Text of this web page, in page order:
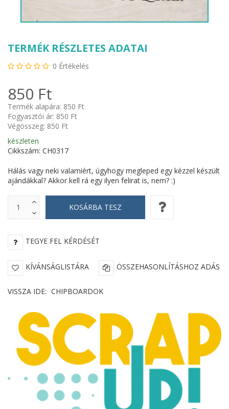
TERMÉK RÉSZLETES ADATAI
0 Értékelés
850 Ft
Termék alapára: 850 Ft
Fogyasztói ár: 850 Ft
Végösszeg: 850 Ft
készleten
Cikkszám: CH0317
Hálás vagy neki valamiért, úgyhogy megleped egy kézzel készült
ajándákkal? Akkor kell rá egy ilyen felirat is, nem? :)
TEGYE FEL KÉRDÉSÉT
KÍVÁNSÁGLISTÁRA ÖSSZEHASONLÍTÁSHOZ ADÁS
VISSZA IDE: CHIPBOARDOK